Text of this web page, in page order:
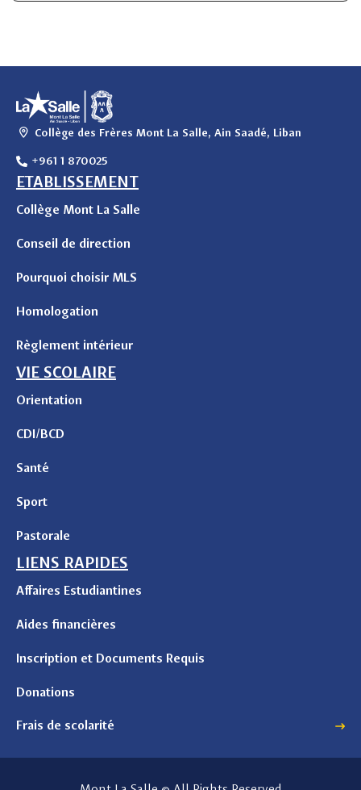
Collège des Frères Mont La Salle, Ain Saadé, Liban
+961 1 870025
ETABLISSEMENT
Collège Mont La Salle
Conseil de direction
Pourquoi choisir MLS
Homologation
Règlement intérieur
VIE SCOLAIRE
Orientation
CDI/BCD
Santé
Sport
Pastorale
LIENS RAPIDES
Affaires Estudiantines
Aides financières
Inscription et Documents Requis
Donations
Frais de scolarité